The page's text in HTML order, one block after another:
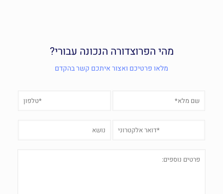
מהי הפרוצדורה הנכונה עבורי?
מלאו פרטיכם ואצור איתכם קשר בהקדם